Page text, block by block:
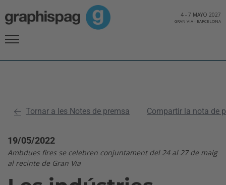
4 - 7 MAYO 2027
GRAN VIA- BARCELONA
Tornar a les Notes de premsa Compartir la nota de
19/05/2022
Ambdues fires se celebren conjuntament del 24 al 27 de maig
al recinte de Gran Via